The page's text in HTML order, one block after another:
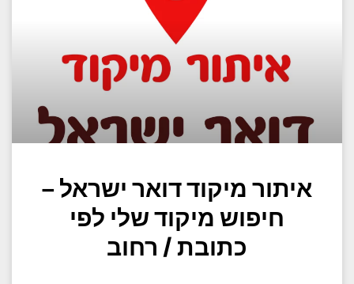
איתור מיקוד דואר ישראל –
חיפוש מיקוד שלי לפי
כתובת / רחוב